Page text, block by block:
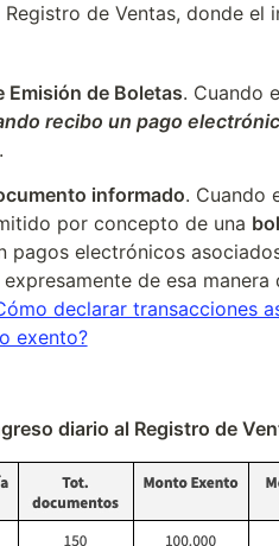
de Ventas, donde el
Emisión de Boletas. Cuando
recibo un pago
informado. Cuando
por concepto de una
pagos electrónicos
de esa
declarar transacciones
exento?
diario al Registro de